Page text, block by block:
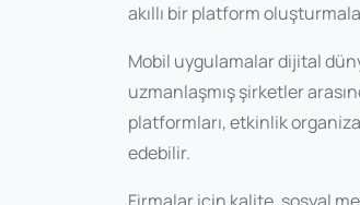
akıllı bir platform
Mobil uygulamalar dijital
uzmanlaşmış şirketler
platformları, etkinlik
edebilir.